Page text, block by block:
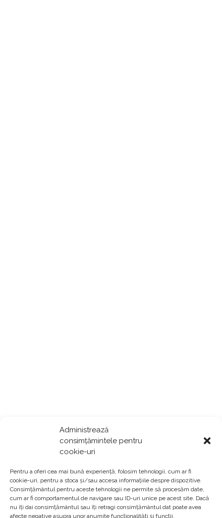
Administrează
consimțămintele pentru
cookie-uri
Pentru a oferi cea mai bună experiență, folosim tehnologii, cum ar fi
cookie-uri, pentru a stoca și/sau accesa informațiile despre dispozitive.
Consimțământul pentru aceste tehnologii ne permite să procesăm date,
cum ar fi comportamentul de navigare sau ID-uri unice pe acest site. Dacă
nu îți dai consimțământul sau îți retragi consimțământul dat poate avea
afecte negative asupra unor anumite funcționalități și funcții.